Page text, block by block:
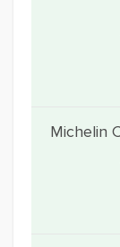
Michelin